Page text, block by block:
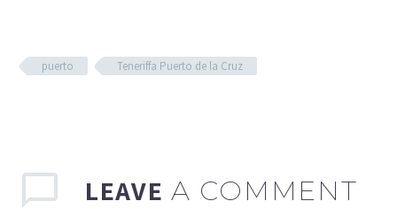
puerto Teneriffa Puerto de la Cruz
LEAVE A COMMENT